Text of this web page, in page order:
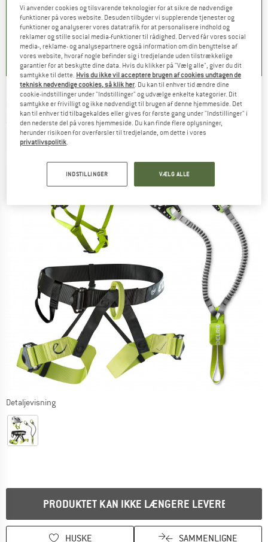
pris
€
)
Pris
275,95 €
4,0(1)
Pris
329,95 € Nedsat pris
fra 263,96 €
4,8(6)
EDELRID -Joker Kit III - Klatreudstyrssæt
(0)
Detaljevisning
PRODUKTET KAN IKKE LÆNGERE LEVERES
HUSKE SAMMENLIGNE
Vi anvender cookies og tilsvarende teknologier for at sikre de nødvendige
funktioner på vores website. Desuden tilbyder vi supplerende tjenester og
funktioner og analyserer vores datatrafik for at personalisere indhold og
reklamer og stille social media-funktioner til rådighed. Derved får vores social
media-, reklame- og analysepartnere også information om din benyttelse af
vores website, hvoraf nogle befinder sig i tredjelande uden tilstrækkelige
garantier for at beskytte dine data. Hvis du klikker på "Vælg alle", giver du dit
samtykke til dette. Hvis du ikke vil acceptere brugen af cookies undtagen de
teknisk nødvendige cookies, så klik her . Du kan til enhver tid ændre dine
cookie-indstillinger under "Indstillinger" og udvælge enkelte kategorier. Dit
samtykke er frivilligt og ikke nødvendigt til brugen af denne hjemmeside. Det
kan til enhver tid tilbagekaldes eller gives for første gang under "Indstillinger" i
den nederste del på vores hjemmeside. Du kan finde flere oplysninger,
herunder risikoen for overførsler til tredjelande, om dette i vores
privatlivspolitik
INDSTILLINGER VÆLG ALLE